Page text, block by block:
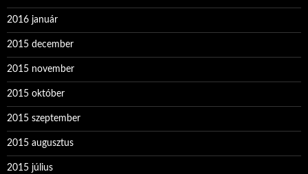
2016 január
2015 december
2015 november
2015 október
2015 szeptember
2015 augusztus
2015 július